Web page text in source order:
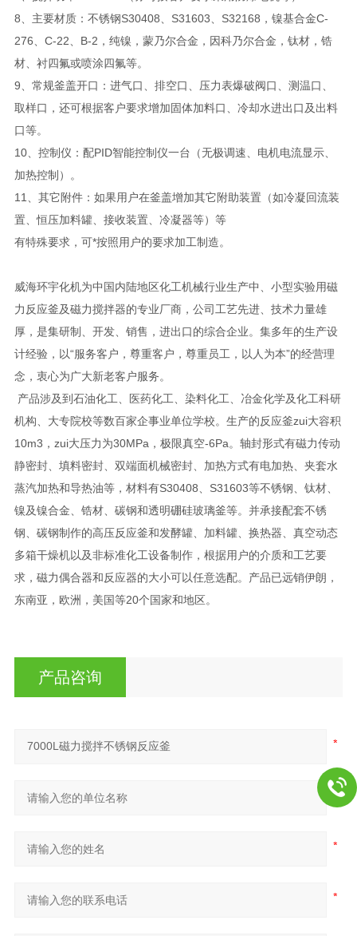
8、主要材质：不锈钢S30408、S31603、S32168，镍基合金C-
276、C-22、B-2，纯镍，蒙乃尔合金，因科乃尔合金，钛材，锆
材、衬四氟或喷涂四氟等。
9、常规釜盖开口：进气口、排空口、压力表爆破阀口、测温口、
取样口，还可根据客户要求增加固体加料口、冷却水进出口及出料
口等。
10、控制仪：配PID智能控制仪一台（无极调速、电机电流显示、
加热控制）。
11、其它附件：如果用户在釜盖增加其它附助装置（如冷凝回流装
置、恒压加料罐、接收装置、冷凝器等）等
有特殊要求，可*按照用户的要求加工制造。
威海环宇化机为中国内陆地区化工机械行业生产中、小型实验用磁
力反应釜及磁力搅拌器的专业厂商，公司工艺先进、技术力量雄
厚，是集研制、开发、销售，进出口的综合企业。集多年的生产设
计经验，以“服务客户，尊重客户，尊重员工，以人为本”的经营理
念，衷心为广大新老客户服务。
产品涉及到石油化工、医药化工、染料化工、冶金化学及化工科研
机构、大专院校等数百家企事业单位学校。生产的反应釜zui大容积
10m3，zui大压力为30MPa，极限真空-6Pa。轴封形式有磁力传动
静密封、填料密封、双端面机械密封、加热方式有电加热、夹套水
蒸汽加热和导热油等，材料有S30408、S31603等不锈钢、钛材、
镍及镍合金、锆材、碳钢和透明硼硅玻璃釜等。并承接配套不锈
钢、碳钢制作的高压反应釜和发酵罐、加料罐、换热器、真空动态
多箱干燥机以及非标准化工设备制作，根据用户的介质和工艺要
求，磁力偶合器和反应器的大小可以任意选配。产品已远销伊朗，
东南亚，欧洲，美国等20个国家和地区。
产品咨询